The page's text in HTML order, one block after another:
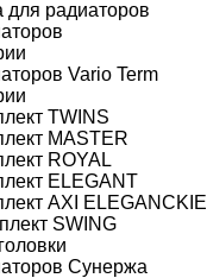
Vario Term
TWINS
MASTER
ROYAL
ELEGANT
AXI ELEGANCKIE
SWING
Сунержа